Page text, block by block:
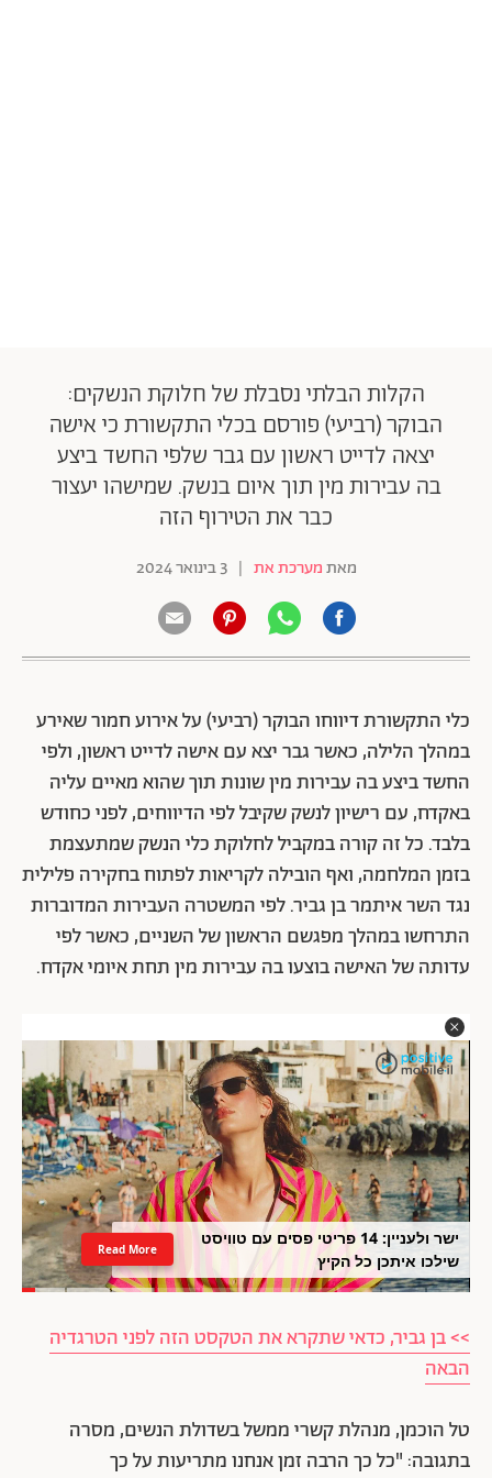
הקלות הבלתי נסבלת של חלוקת הנשקים:
הבוקר (רביעי) פורסם בכלי התקשורת כי אישה
יצאה לדייט ראשון עם גבר שלפי החשד ביצע
בה עבירות מין תוך איום בנשק. שמישהו יעצור
כבר את הטירוף הזה
מאתמערכת את | 3 בינואר 2024
כלי התקשורת דיווחו הבוקר (רביעי) על אירוע חמור שאירע
במהלך הלילה, כאשר גבר יצא עם אישה לדייט ראשון, ולפי
החשד ביצע בה עבירות מין שונות תוך שהוא מאיים עליה
באקדח, עם רישיון לנשק שקיבל לפי הדיווחים, לפני כחודש
בלבד. כל זה קורהבמקביל לחלוקת כלי הנשק שמתעצמת
בזמן המלחמה, ואףהובילה לקריאות לפתוח בחקירה פלילית
נגד השר איתמר בן גביר.לפי המשטרה העבירות המדוברות
התרחשו במהלך מפגשם הראשון של השניים, כאשר לפי
עדותה של האישה בוצעו בה עבירות מין תחת איומי אקדח.
ישר ולעניין: 14 פריטי פסים עם טוויסט
שילכו איתכן כל הקיץ
Read More
>> בן גביר, כדאי שתקרא את הטקסט הזה לפני הטרגדיה
הבאה
טל הוכמן, מנהלת קשרי ממשל בשדולת הנשים, מסרה
בתגובה: "כל כך הרבה זמן אנחנו מתריעות על כך